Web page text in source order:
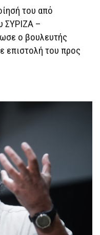
του από
ΣΥΡΙΖΑ –
ο βουλευτής
επιστολή του προς